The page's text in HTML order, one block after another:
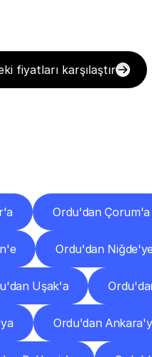
fiyatları karşılaştır
Ordu'dan Çorum'a
Ordu'dan
Uşak'a
Ordu'dan